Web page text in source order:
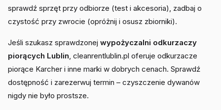
sprawdź sprzęt przy odbiorze (test i akcesoria), zadbaj o
czystość przy zwrocie (opróżnij i osusz zbiorniki).
Jeśli szukasz sprawdzonej wypożyczalni odkurzaczy
piorących Lublin, cleanrentlublin.pl oferuje odkurzacze
piorące Karcher i inne marki w dobrych cenach. Sprawdź
dostępność i zarezerwuj termin – czyszczenie dywanów
nigdy nie było prostsze.